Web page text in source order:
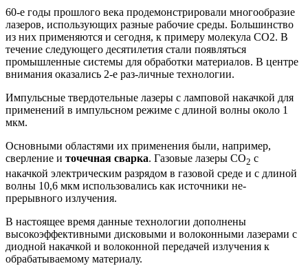
60-е годы прошлого века продемонстрировали многообразие
лазеров, использующих разные рабочие среды. Большинство
из них применяются и сегодня, к примеру молекула CO2. В
течение следующего десятилетия стали появляться
промышленные системы для обработки материалов. В центре
внимания оказались 2-е раз-личные технологии.
Импульсные твердотельные лазеры с ламповой накачкой для
применений в импульсном режиме с длиной волны около 1
мкм.
Основными областями их применения были, например,
сверление и точечная сварка. Газовые лазеры CO2 с
накачкой электрическим разрядом в газовой среде и с длиной
волны 10,6 мкм использовались как источники не-
прерывного излучения.
В настоящее время данные технологии дополнены
высокоэффективными дисковыми и волоконными лазерами с
диодной накачкой и волоконной передачей излучения к
обрабатываемому материалу.